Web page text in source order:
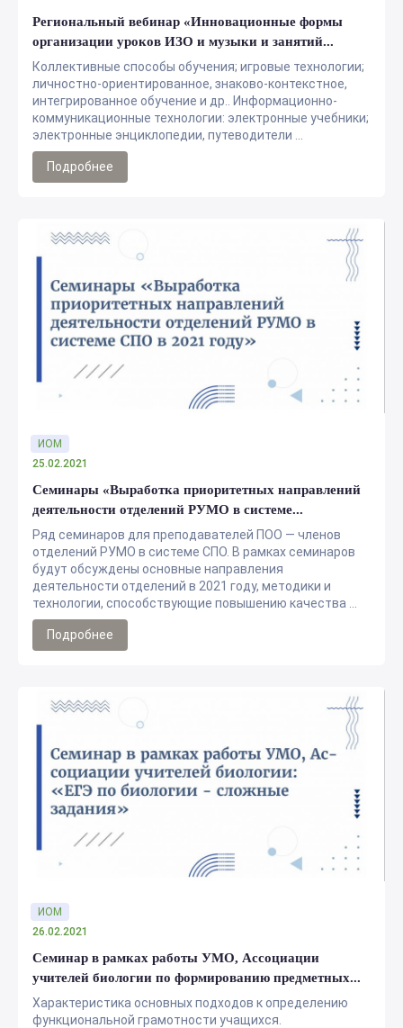
Региональный вебинар «Инновационные формы
организации уроков ИЗО и музыки и занятий...
Коллективные способы обучения; игровые технологии;
личностно-ориентированное, знаково-контекстное,
интегрированное обучение и др.. Информационно-
коммуникационные технологии: электронные учебники;
электронные энциклопедии, путеводители ...
Подробнее
Семинары «Выработка приоритетных направлений
деятельности отделений РУМО в системе...
Ряд семинаров для преподавателей ПОО — членов
отделений РУМО в системе СПО. В рамках семинаров
будут обсуждены основные направления
деятельности отделений в 2021 году, методики и
технологии, способствующие повышению качества ...
ИОМ
25.02.2021
Подробнее
Семинар в рамках работы УМО, Ассоциации
учителей биологии по формированию предметных...
Характеристика основных подходов к определению
функциональной грамотности учащихся.
ИОМ
26.02.2021